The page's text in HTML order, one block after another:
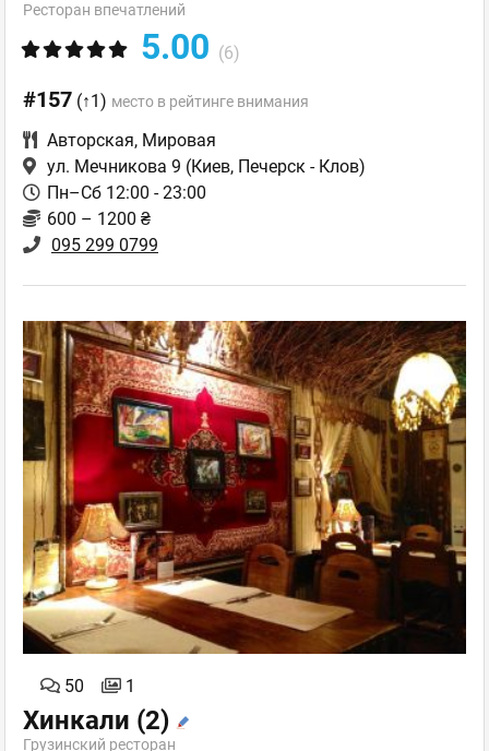
Ресторан впечатлений
5.00 (6)
#157 (↑1) место в рейтинге внимания
Авторская, Мировая
ул. Мечникова 9 (Киев, Печерск - Клов)
Пн–Сб 12:00 - 23:00
600 – 1200 ₴
095 299 0799
50 1
Хинкали (2)
Грузинский ресторан